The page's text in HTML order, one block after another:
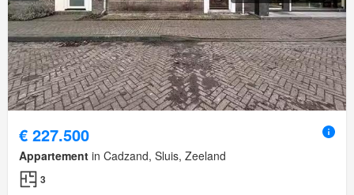
€ 227.500
Appartement in Cadzand, Sluis, Zeeland
3